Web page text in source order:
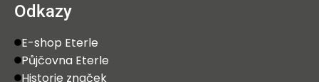
Odkazy
E-shop Eterle
Půjčovna Eterle
Historie značek